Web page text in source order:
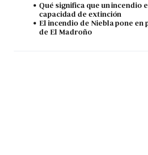
Qué significa que un incendio
capacidad de extinción
El incendio de Niebla pone en
de El Madroño